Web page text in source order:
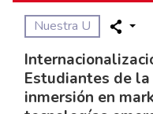
Nuestra U
Estudiantes de la
inmersión en